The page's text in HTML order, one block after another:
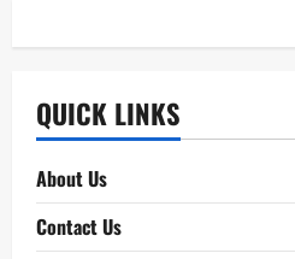
QUICK LINKS
About Us
Contact Us